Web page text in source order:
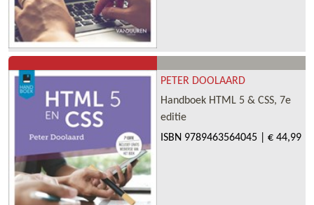
PETER DOOLAARD
Handboek HTML 5 & CSS, 7e
editie
ISBN 9789463564045 € 44,99